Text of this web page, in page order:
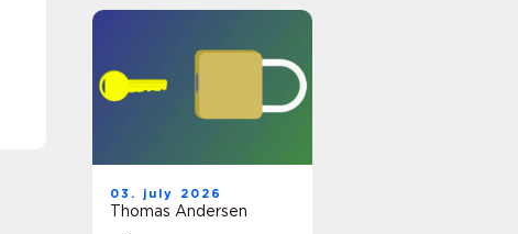
03. july 2026
Thomas Andersen